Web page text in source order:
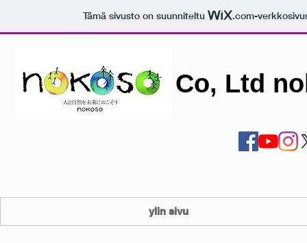
Tämä sivusto on suunniteltu .com-
Co, Ltd
ylin sivu